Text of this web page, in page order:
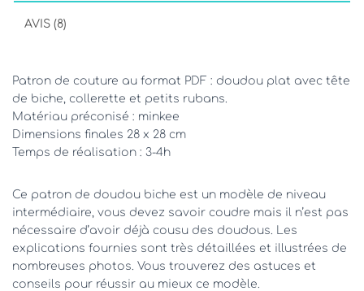
AVIS (8)
Patron de couture au format PDF : doudou plat avec tête
de biche, collerette et petits rubans.
Matériau préconisé : minkee
Dimensions finales 28 x 28 cm
Temps de réalisation : 3-4h
Ce patron de doudou biche est un modèle de niveau
intermédiaire, vous devez savoir coudre mais il n’est pas
nécessaire d’avoir déjà cousu des doudous. Les
explications fournies sont très détaillées et illustrées de
nombreuses photos. Vous trouverez des astuces et
conseils pour réussir au mieux ce modèle.